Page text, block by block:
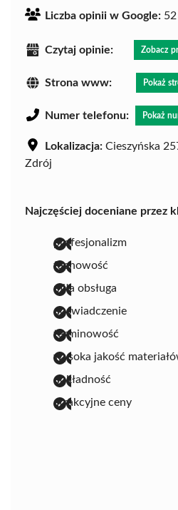
Liczba opinii w Google: 52
Czytaj opinie: Zobacz
Strona www: Pokaż
Numer telefonu: Pokaż
Lokalizacja: Cieszyńska
Zdrój
Najczęściej doceniane przez
profesjonalizm
fachowość
miła obsługa
doświadczenie
terminowość
wysoka jakość
dokładność
atrakcyjne ceny